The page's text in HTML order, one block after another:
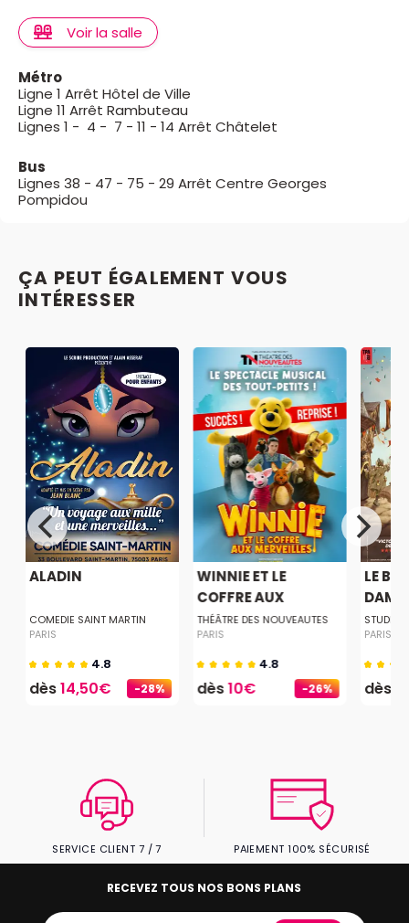
Voir la salle
Métro
Ligne 1 Arrêt Hôtel de Ville
Ligne 11 Arrêt Rambuteau
Lignes 1 - 4 - 7 - 11 - 14 Arrêt Châtelet
Bus
Lignes 38 - 47 - 75 - 29 Arrêt Centre Georges
Pompidou
ÇA PEUT ÉGALEMENT VOUS
INTÉRESSER
-28%
ALADIN
COMEDIE SAINT MARTIN
PARIS
4.8
dès14,50€ -26%
WINNIE ET LE
COFFRE AUX
MERVE...
THÉÂTRE DES NOUVEAUTES
PARIS
4.8
dès10€
LE
DAME
STUDIO
PARIS
dès
SERVICE CLIENT 7 / 7 PAIEMENT 100% SÉCURISÉ
RECEVEZ TOUS NOS BONS PLANS